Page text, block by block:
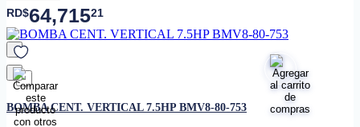
RD$64,71521
favorito
BOMBA CENT. VERTICAL 7.5HP BMV8-80-753